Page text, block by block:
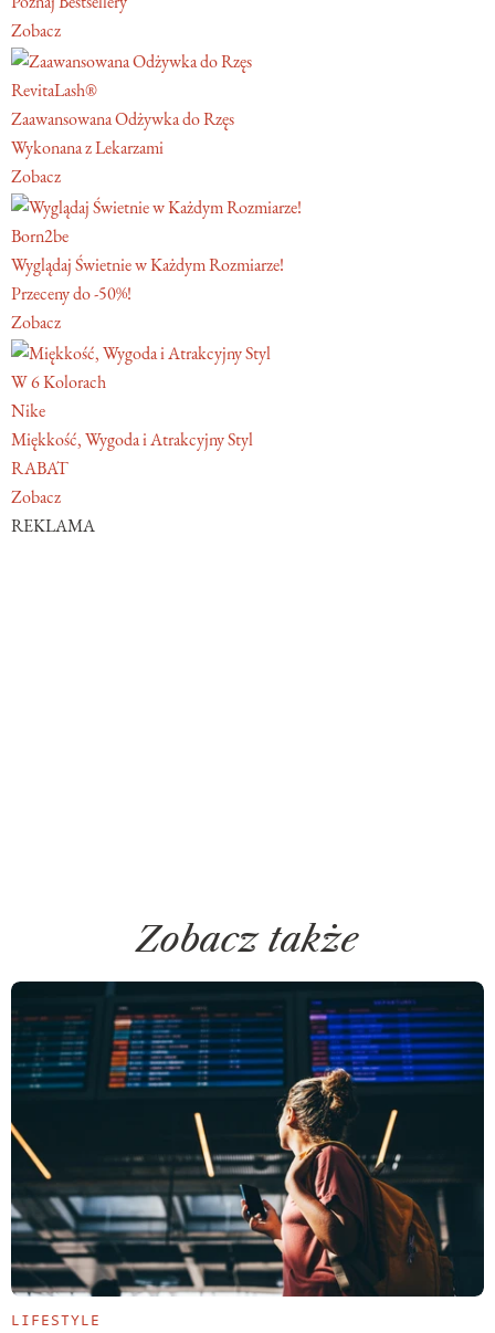
Zobacz
RevitaLash®
Zaawansowana Odżywka do Rzęs
Wykonana z Lekarzami
Zobacz
Born2be
Wyglądaj Świetnie w Każdym Rozmiarze!
Przeceny do -50%!
Zobacz
W 6 Kolorach
Nike
Miękkość, Wygoda i Atrakcyjny Styl
RABAT
Zobacz
REKLAMA
Zobacz także
LIFESTYLE